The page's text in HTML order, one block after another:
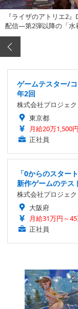
『ライザのアトリエ2
配信―第2弾以降の「水
ゲームテスター/
年2回
株式会社プロジェ
東京都
月給20万1,500
正社員
「0からのスター
新作ゲームのテス
株式会社プロジェ
大阪府
月給31万円～
正社員